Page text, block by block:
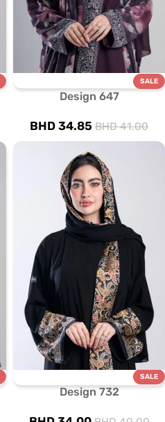
SALE
Design 647
BHD41.00
BHD 34.85
SALE
Design 732